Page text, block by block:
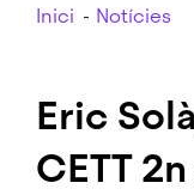
Inici Notícies
Eric
CETT